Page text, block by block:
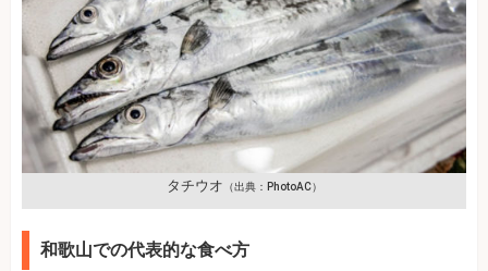
タチウオ （出典：PhotoAC）
和歌山での代表的な食べ方